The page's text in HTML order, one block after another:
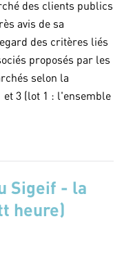
des clients publics
avis de sa
des critères liés
proposés par les
selon la
3 (lot 1 : l'ensemble
Sigeif - la
heure)